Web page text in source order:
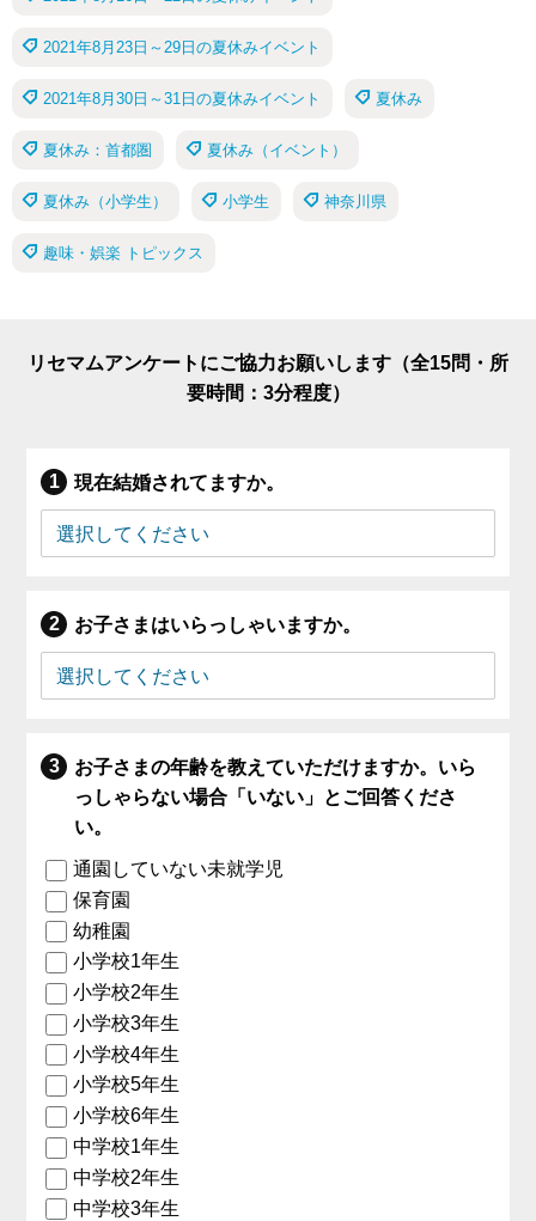
2021年8月23日～29日の夏休みイベント
2021年8月30日～31日の夏休みイベント 夏休み
夏休み：首都圏 夏休み（イベント）
夏休み（小学生） 小学生 神奈川県
趣味・娯楽 トピックス
リセマムアンケートにご協力お願いします（全15問・所
要時間：3分程度）
現在結婚されてますか。
お子さまはいらっしゃいますか。
お子さまの年齢を教えていただけますか。いら
っしゃらない場合「いない」とご回答くださ
い。
通園していない未就学児
保育園
幼稚園
小学校1年生
小学校2年生
小学校3年生
小学校4年生
小学校5年生
小学校6年生
中学校1年生
中学校2年生
中学校3年生